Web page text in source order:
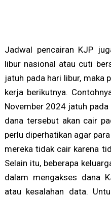
Jadwal pencairan KJP
libur nasional atau cuti
jatuh pada hari libur, maka
kerja berikutnya.
November 2024 jatuh
dana tersebut akan cair
perlu diperhatikan agar
mereka tidak cair karena
Selain itu, beberapa
dalam mengakses dana
atau kesalahan data.